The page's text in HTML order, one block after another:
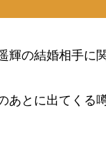
輝の結婚相手に
あとに出てくる